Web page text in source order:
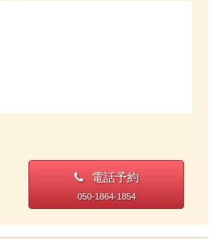
電話予約
050-1864-1854